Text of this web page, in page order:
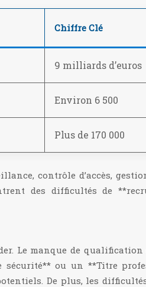
Chiffre Clé
9 milliards d’euros
Environ 6 500
Plus de 170 000
contrôle d’accès,
des difficultés de
Le manque de
ou un **Titre
De plus, les